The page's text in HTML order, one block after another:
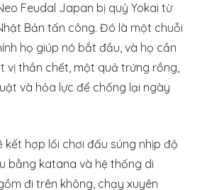
Feudal Japan bị quỷ Yokai từ
Bản tấn công. Đó là một chuỗi
họ giúp nó bắt đầu, và họ cần
vị thần chết, một quả trứng rồng,
và hỏa lực để chống lại ngày
kết hợp lối chơi đấu súng nhịp độ
bằng katana và hệ thống di
đi trên không, chạy xuyên